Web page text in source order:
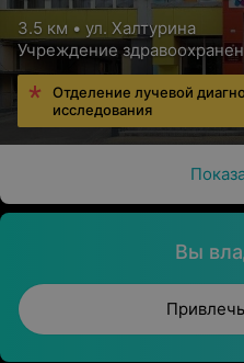
3.5 км • ул. Халтурина
Учреждение
Отделение лучевой
исследования
Вы